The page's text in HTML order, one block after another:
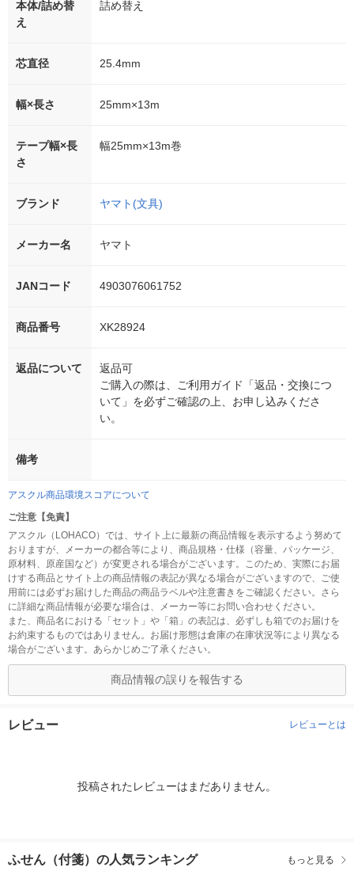
本体/詰め替
え
詰め替え
芯直径 25.4mm
幅×長さ 25mm×13m
テープ幅×長
さ
幅25mm×13m巻
ブランド ヤマト(文具)
メーカー名 ヤマト
JANコード 4903076061752
商品番号 XK28924
返品について
返品可
ご購入の際は、ご利用ガイド「返品・交換につ
いて」を必ずご確認の上、お申し込みくださ
い。
備考
アスクル商品環境スコアについて
ご注意【免責】
アスクル（LOHACO）では、サイト上に最新の商品情報を表示するよう努めて
おりますが、メーカーの都合等により、商品規格・仕様（容量、パッケージ、
原材料、原産国など）が変更される場合がございます。このため、実際にお届
けする商品とサイト上の商品情報の表記が異なる場合がございますので、ご使
用前には必ずお届けした商品の商品ラベルや注意書きをご確認ください。さら
に詳細な商品情報が必要な場合は、メーカー等にお問い合わせください。
また、商品名における「セット」や「箱」の表記は、必ずしも箱でのお届けを
お約束するものではありません。お届け形態は倉庫の在庫状況等により異なる
場合がございます。あらかじめご了承ください。
商品情報の誤りを報告する
レビュー レビューとは
投稿されたレビューはまだありません。
ふせん（付箋）の人気ランキング もっと見る